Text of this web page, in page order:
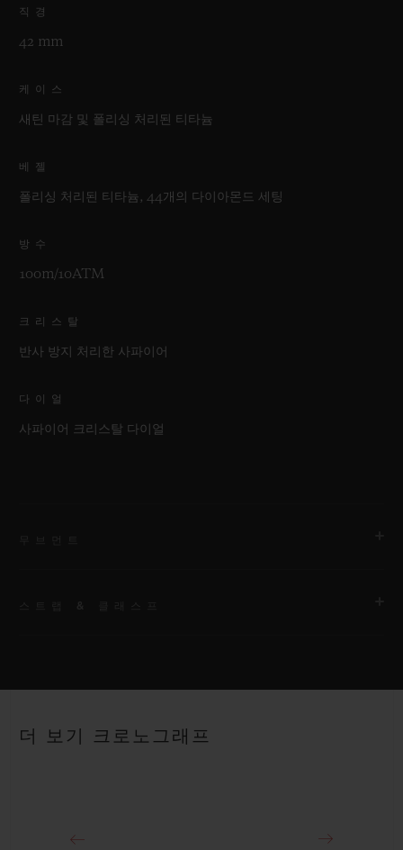
직경
42 mm
케이스
새틴 마감 및 폴리싱 처리된 티타늄
베젤
폴리싱 처리된 티타늄, 44개의 다이아몬드 세팅
방수
100m/10ATM
크리스탈
반사 방지 처리한 사파이어
다이얼
사파이어 크리스탈 다이얼
스트랩
더 보기 크로노그래프